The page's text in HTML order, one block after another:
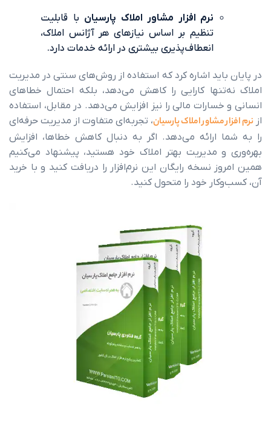
نرم افزار مشاور املاک پارسیانبا قابلیت
تنظیم بر اساس نیازهای هر آژانس املاک،
انعطاف‌پذیری بیشتری در ارائه خدمات دارد.
اشاره کرد که استفاده از روش‌های سنتی در مدیریت
کارایی را کاهش می‌دهد، بلکه احتمال خطاهای
مالی را نیز افزایش می‌دهد. در مقابل، استفاده
املاکپارسیان، تجربه‌ای متفاوت از مدیریت حرفه‌ای
ارائه می‌دهد. اگر به دنبال کاهش خطاها، افزایش
مدیریت بهتر املاک خود هستید، پیشنهاد می‌کنیم
نسخه رایگان این نرم‌افزار را دریافت کنید و با خرید
خود را متحول کنید.